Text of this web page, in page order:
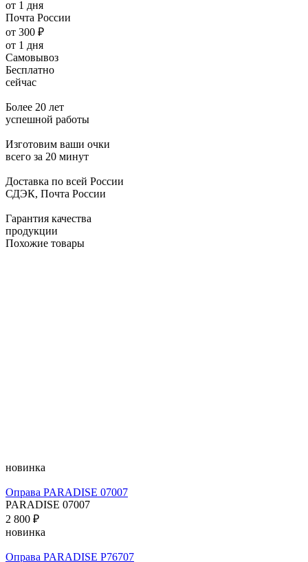
от 1 дня
Почта России
от 300 ₽
от 1 дня
Самовывоз
Бесплатно
сейчас
Более 20 лет
успешной работы
Изготовим ваши очки
всего за 20 минут
Доставка по всей России
СДЭК, Почта России
Гарантия качества
продукции
Похожие товары
новинка
Оправа PARADISE 07007
PARADISE 07007
2 800 ₽
новинка
Оправа PARADISE P76707